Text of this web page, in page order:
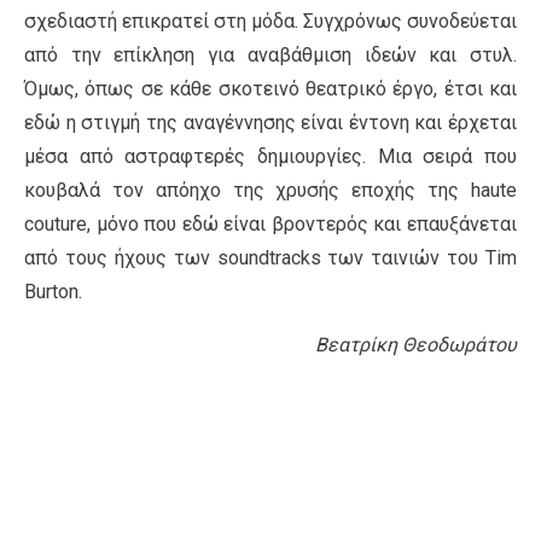
σχεδιαστή επικρατεί στη μόδα. Συγχρόνως συνοδεύεται
από την επίκληση για αναβάθμιση ιδεών και στυλ.
Όμως, όπως σε κάθε σκοτεινό θεατρικό έργο, έτσι και
εδώ η στιγμή της αναγέννησης είναι έντονη και έρχεται
μέσα από αστραφτερές δημιουργίες. Μια σειρά που
κουβαλά τον απόηχο της χρυσής εποχής της haute
couture, μόνο που εδώ είναι βροντερός και επαυξάνεται
από τους ήχους των soundtracks των ταινιών του Tim
Burton.
Βεατρίκη Θεοδωράτου